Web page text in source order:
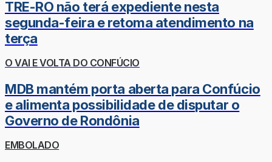
TRE-RO não terá expediente nesta
segunda-feira e retoma atendimento na
terça
O VAI E VOLTA DO CONFÚCIO
MDB mantém porta aberta para Confúcio
e alimenta possibilidade de disputar o
Governo de Rondônia
EMBOLADO